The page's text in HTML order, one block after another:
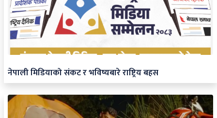
नेपाली मिडियाको संकट र भविष्यबारे राष्ट्रिय बहस